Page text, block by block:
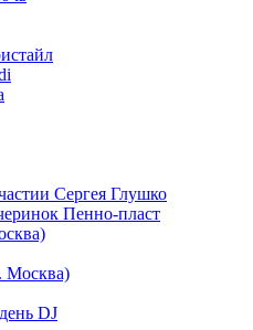
Сергея Глушко
Пенно-пласт
Москва)
DJ